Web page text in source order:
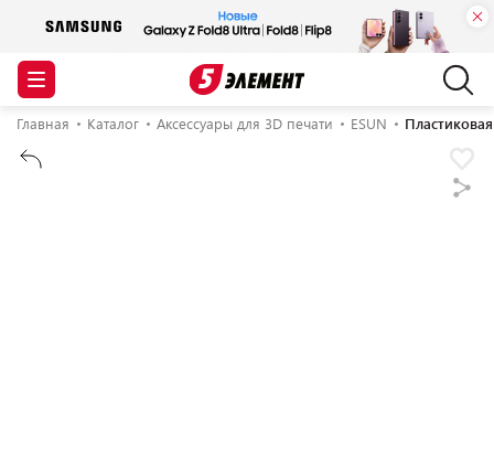
Главная Каталог Аксессуары для 3D печати ESUN